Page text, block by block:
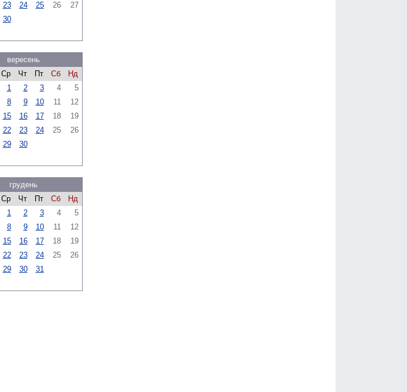
23 24 25 26
27
30
вересень
Ср Чт Пт Сб
Нд
1
2 3 4
5
8 9 10 11
12
15 16 17 18
19
22 23 24 25
26
29 30
грудень
Ср Чт Пт Сб
Нд
1
2 3 4
5
8 9 10 11
12
15 16 17 18
19
22 23 24 25
26
29 30 31